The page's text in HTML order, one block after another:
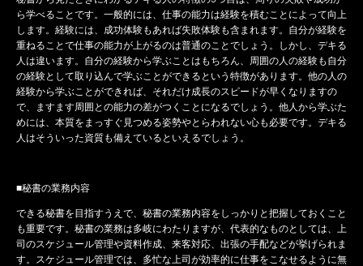
ら学べることです。一般的には、仕事の能力は経験を積むことによって向上
します。経験には、成功体験もあれば失敗体験も含まれます。自分が経験を
重ねることで仕事の能力が上がるのは普通のことでしょう。しかし、デキる
人は違います。自分の経験から学ぶことはもちろん、周囲の人の経験も自分
の経験として取り込んで学ぶことができるという特徴があります。他の人の
経験から学ぶことができれば、それだけ成長のスピードが早くなりますの
で、ますます周囲との能力の差がつくことになるでしょう。他人から学ぶた
めには、本質をまっすぐ見つめる姿勢やとらわれない心も必要です。デキる
人はそういった資質も備えているといえるでしょう。
■秘書の業務内容
できる秘書を目指すうえで、秘書の業務内容をしっかりと把握しておくこと
も重要です。秘書の業務は多岐にわたりますが、代表的なものとしては、上
司のスケジュール管理や資料作成、来客対応、出張の手配などが挙げられま
す。スケジュール管理では、多忙な上司が効率的に仕事をこなせるように無